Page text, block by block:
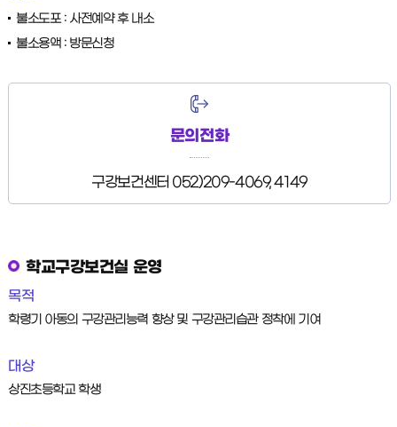
불소도포 : 사전예약 후 내소
불소용액 : 방문신청
문의전화
구강보건센터 052)209-4069, 4149
학교구강보건실 운영
목적
학령기 아동의 구강관리능력 향상 및 구강관리습관 정착에 기여
대상
상진초등학교 학생